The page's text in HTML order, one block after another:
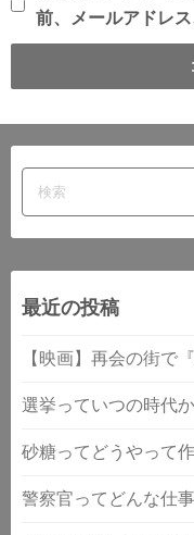
前、メールアドレス
最近の投稿
【映画】再会の街で
選挙っていつの時代
砂糖ってどうやって
警察官ってどんな仕